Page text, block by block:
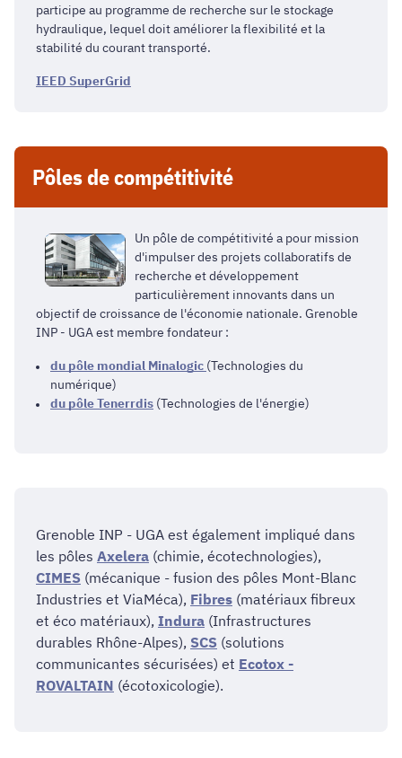
participe au programme de recherche sur le stockage
hydraulique, lequel doit améliorer la flexibilité et la
stabilité du courant transporté.
IEED SuperGrid
Pôles de compétitivité
Un pôle de compétitivité a pour mission
d'impulser des projets collaboratifs de
recherche et développement
particulièrement innovants dans un
objectif de croissance de l'économie nationale. Grenoble
INP - UGA est membre fondateur :​​​​​
du pôle mondial Minalogic (Technologies du
numérique)
du pôle Tenerrdis (Technologies de l'énergie)
Grenoble INP - UGA est également impliqué dans
les pôles Axelera (chimie, écotechnologies),
CIMES (mécanique - fusion des pôles Mont-Blanc
Industries et ViaMéca), Fibres (matériaux fibreux
et éco matériaux), Indura (Infrastructures
durables Rhône-Alpes), SCS (solutions
communicantes sécurisées) et Ecotox -
ROVALTAIN (écotoxicologie).​​​​​